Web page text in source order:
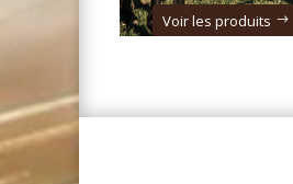
Voir les produits